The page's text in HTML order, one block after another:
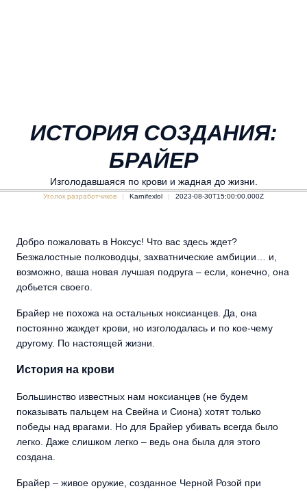
ИСТОРИЯ СОЗДАНИЯ:
БРАЙЕР
Изголодавшаяся по крови и жадная до жизни.
Уголок разработчиков Karnifexlol 2023-08-30T15:00:00.000Z
Добро пожаловать в Ноксус! Что вас здесь ждет?
Безжалостные полководцы, захватнические амбиции… и,
возможно, ваша новая лучшая подруга – если, конечно, она
добьется своего.
Брайер не похожа на остальных ноксианцев. Да, она
постоянно жаждет крови, но изголодалась и по кое-чему
другому. По настоящей жизни.
История на крови
Большинство известных нам ноксианцев (не будем
показывать пальцем на Свейна и Сиона) хотят только
победы над врагами. Но для Брайер убивать всегда было
легко. Даже слишком легко – ведь она была для этого
создана.
Брайер – живое оружие, созданное Черной Розой при